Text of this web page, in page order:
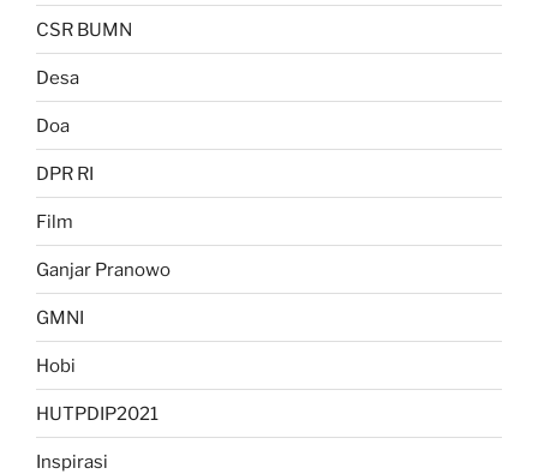
CSR BUMN
Desa
Doa
DPR RI
Film
Ganjar Pranowo
GMNI
Hobi
HUTPDIP2021
Inspirasi